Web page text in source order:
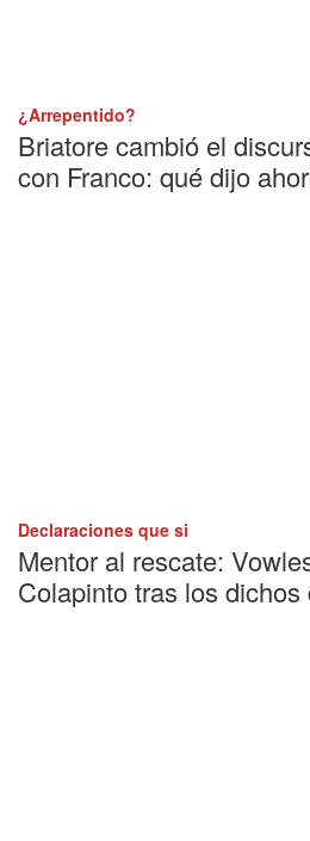
¿Arrepentido?
Briatore cambió el
con Franco: qué dijo
Declaraciones que si
Mentor al rescate:
Colapinto tras los